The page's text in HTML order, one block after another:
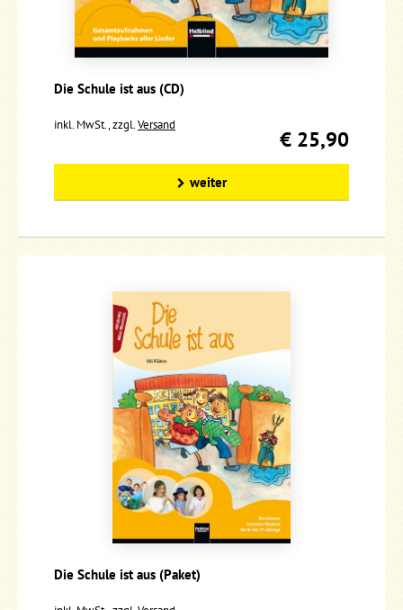
Die Schule ist aus (CD)
inkl. MwSt., zzgl.Versand
€ 25,90
weiter
Die Schule ist aus (Paket)